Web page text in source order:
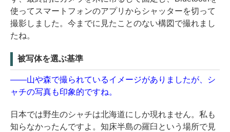
使ってスマートフォンのアプリからシャッターを切って
撮影しました。今までに見たことのない構図で撮れまし
たね。
被写体を選ぶ基準
――山や森で撮られているイメージがありましたが、シ
ャチの写真も印象的ですね。
日本では野生のシャチは北海道にしか現れません。私も
知らなかったんですよ。知床半島の羅臼という場所で見